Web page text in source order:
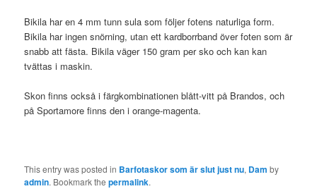
Bikila har en 4 mm tunn sula som följer fotens naturliga form.
Bikila har ingen snörning, utan ett kardborrband över foten som är
snabb att fästa. Bikila väger 150 gram per sko och kan kan
tvättas i maskin.
Skon finns också i färgkombinationen blått-vitt på Brandos, och
på Sportamore finns den i orange-magenta.
This entry was posted in Barfotaskor som är slut just nu, Dam by
admin. Bookmark thepermalink.